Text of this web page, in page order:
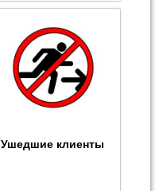
Ушедшие клиенты